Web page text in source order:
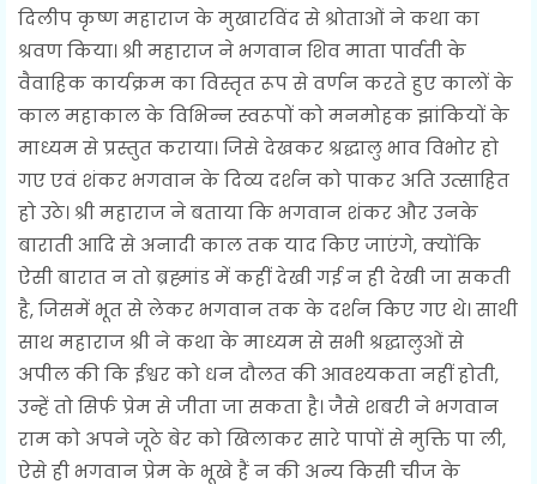
दिलीप कृष्ण महाराज के मुखारविंद से श्रोताओं ने कथा का
श्रवण किया। श्री महाराज ने भगवान शिव माता पार्वती के
वैवाहिक कार्यक्रम का विस्तृत रूप से वर्णन करते हुए कालों के
काल महाकाल के विभिन्न स्वरूपों को मनमोहक झांकियों के
माध्यम से प्रस्तुत कराया। जिसे देखकर श्रद्धालु भाव विभोर हो
गए एवं शंकर भगवान के दिव्य दर्शन को पाकर अति उत्साहित
हो उठे। श्री महाराज ने बताया कि भगवान शंकर और उनके
बाराती आदि से अनादी काल तक याद किए जाएंगे, क्योंकि
ऐसी बारात न तो ब्रह्मांड में कहीं देखी गई न ही देखी जा सकती
है, जिसमें भूत से लेकर भगवान तक के दर्शन किए गए थे। साथी
साथ महाराज श्री ने कथा के माध्यम से सभी श्रद्धालुओं से
अपील की कि ईश्वर को धन दौलत की आवश्यकता नहीं होती,
उन्हें तो सिर्फ प्रेम से जीता जा सकता है। जैसे शबरी ने भगवान
राम को अपने जूठे बेर को खिलाकर सारे पापों से मुक्ति पा ली,
ऐसे ही भगवान प्रेम के भूखे हैं न की अन्य किसी चीज के